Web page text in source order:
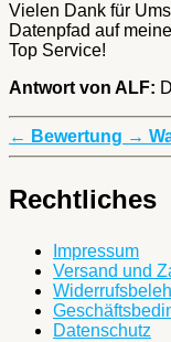
Vielen Dank für
Datenpfad auf
Top Service!
Antwort von ALF:
← Bewertung →
Rechtliches
Impressum
Versand und
Datenschutz